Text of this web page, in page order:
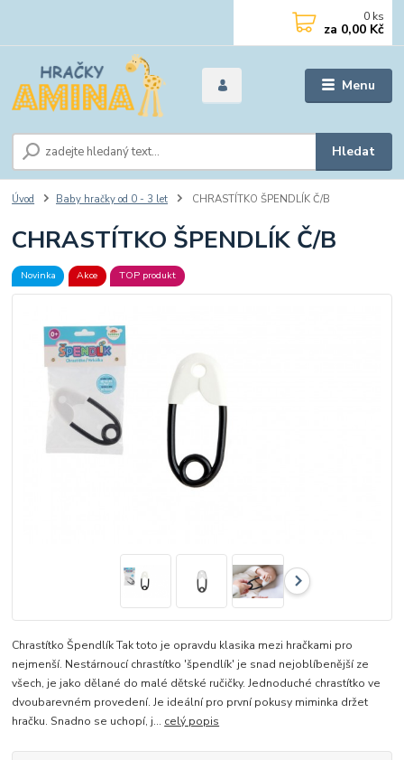
Menu
Hledat
0 ks
za 0,00 Kč
Úvod Baby hračky od 0 - 3 let CHRASTÍTKO ŠPENDLÍK Č/B
CHRASTÍTKO ŠPENDLÍK Č/B
Novinka Akce TOP produkt
Chrastítko Špendlík Tak toto je opravdu klasika mezi hračkami pro
nejmenší. Nestárnoucí chrastítko 'špendlík' je snad nejoblíbenější ze
všech, je jako dělané do malé dětské ručičky. Jednoduché chrastítko ve
dvoubarevném provedení. Je ideální pro první pokusy miminka držet
hračku. Snadno se uchopí, j... celý popis